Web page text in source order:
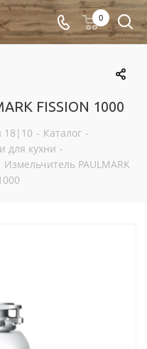
0
FISSION 1000
18|10 - Каталог -
для кухни -
Измельчитель PAULMARK